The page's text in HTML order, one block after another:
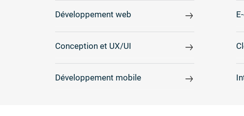
Développement web
Conception et UX/UI
Développement mobile